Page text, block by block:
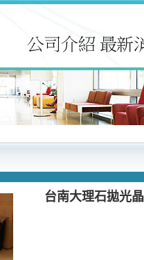
台南大理石拋光